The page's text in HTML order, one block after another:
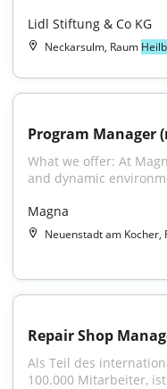
Lidl Stiftung & Co KG
Neckarsulm, Raum
Program Manager
What we offer: At
and dynamic
Magna
Neuenstadt am Kocher,
Repair Shop
Als Teil des
100.000 Mitarbeiter,